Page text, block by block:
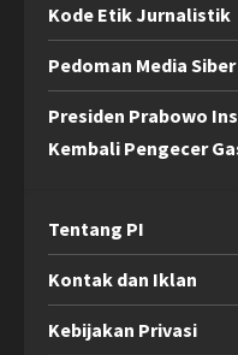
Kode Etik Jurnalistik
Pedoman Media Siber
Presiden Prabowo
Kembali Pengecer
Tentang PI
Kontak dan Iklan
Kebijakan Privasi